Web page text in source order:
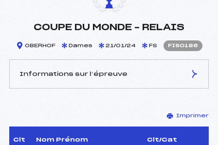
COUPE DU MONDE – RELAIS
OBERHOF Dames 21/01/24 FS FIS0186
Informations sur l’épreuve
–
D.T Adjoint :
–
Dir. Epreuve :
Imprimer
Clt Nom Prénom Clt/Cat